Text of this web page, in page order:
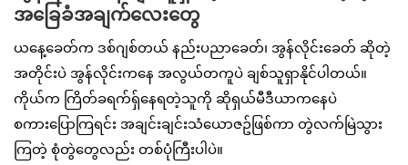
အခြေခံအချက်လေးတွေ
ယနေ့ခေတ်က ဒစ်ဂျစ်တယ် နည်းပညာခေတ်၊ အွန်လိုင်းခေတ် ဆိုတဲ့
အတိုင်းပဲ အွန်လိုင်းကနေ အလွယ်တကူပဲ ချစ်သူရှာနိုင်ပါတယ်။
ကိုယ်က ကြိတ်ခရက်ရှ်နေရတဲ့သူကို ဆိုရှယ်မီဒီယာကနေပဲ
စကားပြောကြရင်း အချင်းချင်းသံယောဇဥ်ဖြစ်ကာ တွဲလက်မြဲသွား
ကြတဲ့ စုံတွဲတွေလည်း တစ်ပုံကြီးပါပဲ။